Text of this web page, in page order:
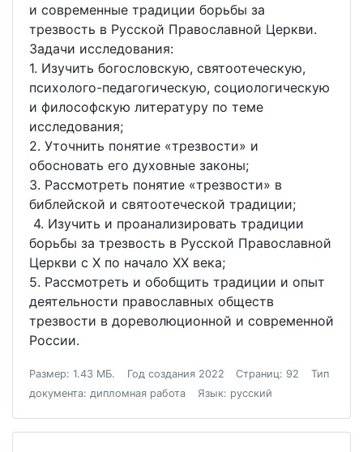
и современные традиции борьбы за
трезвость в Русской Православной Церкви.
Задачи исследования:
1. Изучить богословскую, святоотеческую,
психолого-педагогическую, социологическую
и философскую литературу по теме
исследования;
2. Уточнить понятие «трезвости» и
обосновать его духовные законы;
3. Рассмотреть понятие «трезвости» в
библейской и святоотеческой традиции;
4. Изучить и проанализировать традиции
борьбы за трезвость в Русской Православной
Церкви с X по начало XX века;
5. Рассмотреть и обобщить традиции и опыт
деятельности православных обществ
трезвости в дореволюционной и современной
России.
Размер: 1.43 МБ. Год создания 2022 Страниц: 92
Тип
документа: дипломная работа
Язык: русский